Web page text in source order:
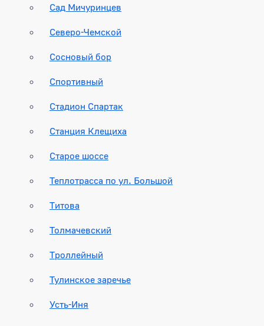
Сад Мичуринцев
Северо-Чемской
Сосновый бор
Спортивный
Стадион Спартак
Станция Клещиха
Старое шоссе
Теплотрасса по ул. Большой
Титова
Толмачевский
Троллейный
Тулинское заречье
Усть-Иня